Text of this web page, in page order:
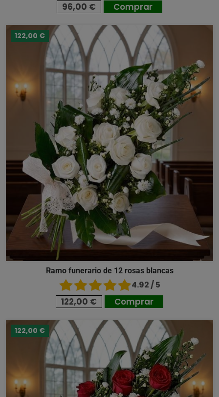
96,00 € Comprar
122,00 €
Ramo funerario de 12 rosas blancas
4.92 / 5
122,00 € Comprar
122,00 €